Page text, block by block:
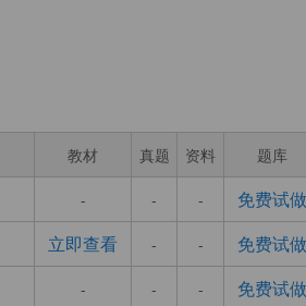
教材 真题 资料 题库
- - - 免费试做
立即查看 - - 免费试做
- - - 免费试做